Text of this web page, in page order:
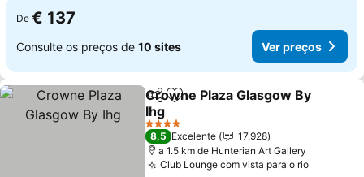
De € 137
Consulte os preços de 10 sites Ver preços
PartilharAdicionar aos favoritos
Crowne Plaza Glasgow By
Ihg
Ver preços
4 Estrelas
8,5 Excelente
17.928
a 1.5 km de Hunterian Art Gallery
Club Lounge com vista para o rioVer